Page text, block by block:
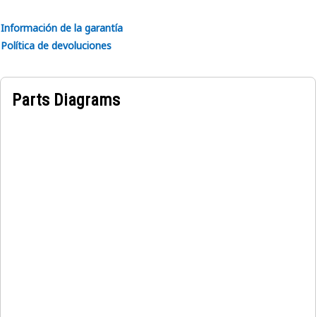
Información de la garantía
Política de devoluciones
Parts Diagrams